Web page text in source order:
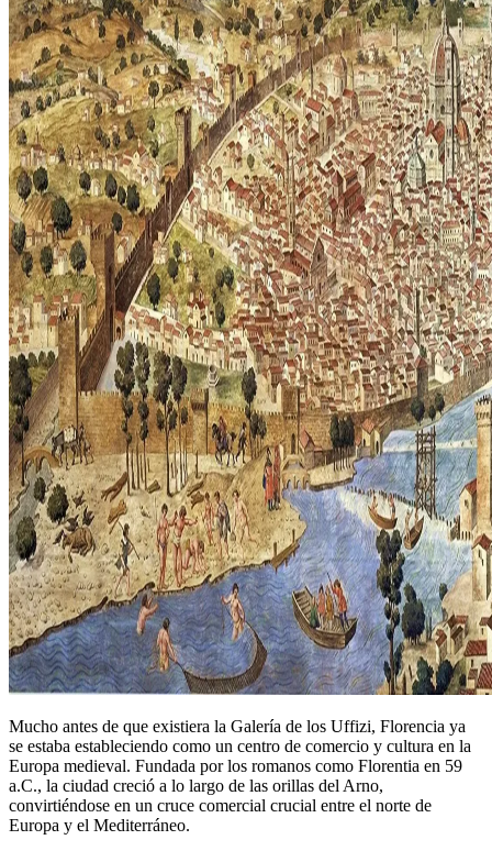
Mucho antes de que existiera la Galería de los Uffizi, Florencia ya
se estaba estableciendo como un centro de comercio y cultura en la
Europa medieval. Fundada por los romanos como Florentia en 59
a.C., la ciudad creció a lo largo de las orillas del Arno,
convirtiéndose en un cruce comercial crucial entre el norte de
Europa y el Mediterráneo.